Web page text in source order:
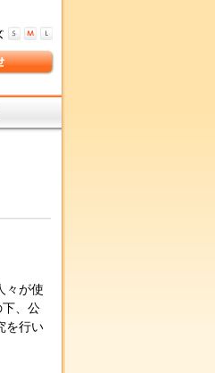
々が使
、公
を行い